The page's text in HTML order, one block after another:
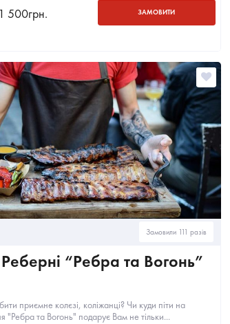
1 500грн. ЗАМОВИТИ
Замовили 111 разів
“Ребра та Вогонь”
приємне колєзі, коліжанці? Чи куди піти на
"Ребра та Вогонь" подарує Вам не тільки...